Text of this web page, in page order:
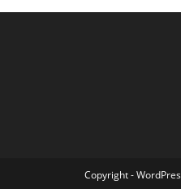
Copyright -